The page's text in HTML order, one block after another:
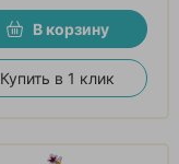
В корзину
Купить в 1 клик